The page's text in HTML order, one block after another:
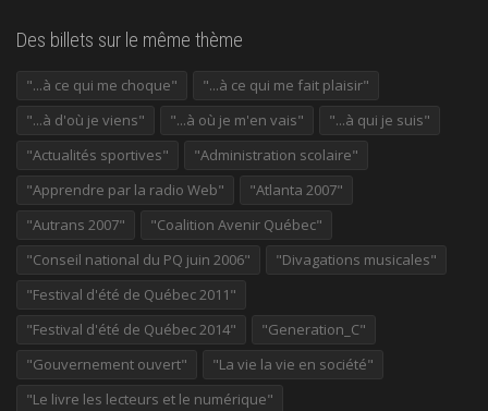
Des billets sur le même thème
"...à ce qui me choque"
"...à ce qui me fait plaisir"
"...à d'où je viens"
"...à où je m'en vais"
"...à qui je suis"
"Actualités sportives"
"Administration scolaire"
"Apprendre par la radio Web"
"Atlanta 2007"
"Autrans 2007"
"Coalition Avenir Québec"
"Conseil national du PQ juin 2006"
"Divagations musicales"
"Festival d'été de Québec 2011"
"Festival d'été de Québec 2014"
"Generation_C"
"Gouvernement ouvert"
"La vie la vie en société"
"Le livre les lecteurs et le numérique"